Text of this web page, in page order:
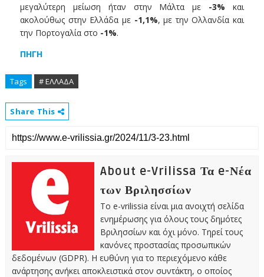
μεγαλύτερη μείωση ήταν στην Μάλτα με -3% και
ακολούθως στην Ελλάδα με -1,1%, με την Ολλανδία και
την Πορτογαλία στο -1%.
ΠΗΓΗ
Tags # ΕΛΛΑΔΑ
Share This
About e-Vrilissa Τα e-Νέα
των Βριλησσίων
Το e-vrilissia είναι μια ανοιχτή σελίδα
ενημέρωσης για όλους τους δημότες
Βριλησσίων και όχι μόνο. Τηρεί τους
κανόνες προστασίας προσωπικών
δεδομένων (GDPR). Η ευθύνη για το περιεχόμενο κάθε
ανάρτησης ανήκει αποκλειστικά στον συντάκτη, ο οποίος